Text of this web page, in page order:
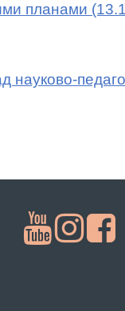
планами